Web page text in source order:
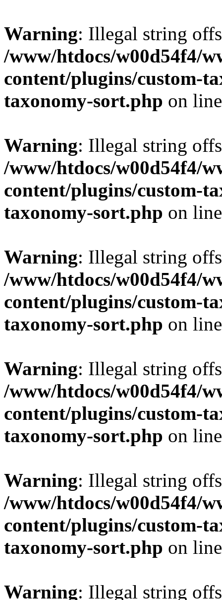
Warning: Illegal string
/www/htdocs/w00d54f4/
content/plugins/custom-
taxonomy-sort.php on
Warning: Illegal string
/www/htdocs/w00d54f4/
content/plugins/custom-
taxonomy-sort.php on
Warning: Illegal string
/www/htdocs/w00d54f4/
content/plugins/custom-
taxonomy-sort.php on
Warning: Illegal string
/www/htdocs/w00d54f4/
content/plugins/custom-
taxonomy-sort.php on
Warning: Illegal string
/www/htdocs/w00d54f4/
content/plugins/custom-
taxonomy-sort.php on
Warning: Illegal string